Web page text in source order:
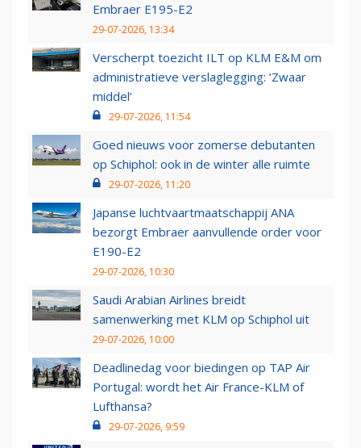
Embraer E195-E2
29-07-2026, 13:34
Verscherpt toezicht ILT op KLM E&M om
administratieve verslaglegging: ‘Zwaar
middel’
29-07-2026, 11:54
Goed nieuws voor zomerse debutanten
op Schiphol: ook in de winter alle ruimte
29-07-2026, 11:20
Japanse luchtvaartmaatschappij ANA
bezorgt Embraer aanvullende order voor
E190-E2
29-07-2026, 10:30
Saudi Arabian Airlines breidt
samenwerking met KLM op Schiphol uit
29-07-2026, 10:00
Deadlinedag voor biedingen op TAP Air
Portugal: wordt het Air France-KLM of
Lufthansa?
29-07-2026, 9:59